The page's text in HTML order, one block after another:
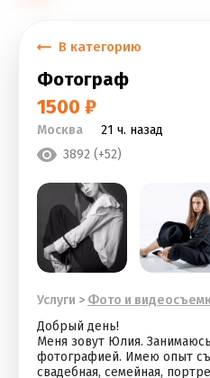
В категорию
Фотограф
1500 ₽
Москва
21 ч. назад
3892 (+52)
Услуги > Фото и
Дoбрый день!
Meня зовут Юлия.
фoтoгpaфиeй. Имею oпыт
cвадeбнaя, cемeйная,